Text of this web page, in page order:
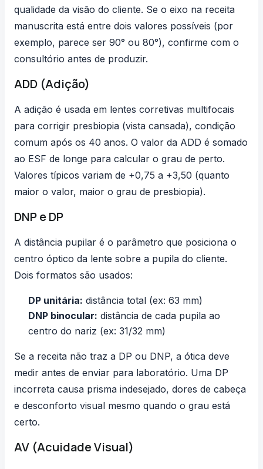
qualidade da visão do cliente. Se o eixo na receita
manuscrita está entre dois valores possíveis (por
exemplo, parece ser 90° ou 80°), confirme com o
consultório antes de produzir.
ADD (Adição)
A adição é usada em lentes corretivas multifocais
para corrigir presbiopia (vista cansada), condição
comum após os 40 anos. O valor da ADD é somado
ao ESF de longe para calcular o grau de perto.
Valores típicos variam de +0,75 a +3,50 (quanto
maior o valor, maior o grau de presbiopia).
DNP e DP
A distância pupilar é o parâmetro que posiciona o
centro óptico da lente sobre a pupila do cliente.
Dois formatos são usados:
DP unitária: distância total (ex: 63 mm)
DNP binocular: distância de cada pupila ao
centro do nariz (ex: 31/32 mm)
Se a receita não traz a DP ou DNP, a ótica deve
medir antes de enviar para laboratório. Uma DP
incorreta causa prisma indesejado, dores de cabeça
e desconforto visual mesmo quando o grau está
certo.
AV (Acuidade Visual)